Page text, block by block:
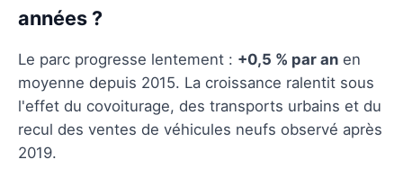
années ?
Le parc progresse lentement : +0,5 % par an en
moyenne depuis 2015. La croissance ralentit sous
l'effet du covoiturage, des transports urbains et du
recul des ventes de véhicules neufs observé après
2019.